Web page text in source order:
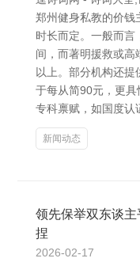
郑州健身私教的价钱
时长而定。一般而言
间，而著明援救或
以上。部分机构还
于每从简90元，更
专科禀赋，如国度认
新闻动态
领先保举双东谈
捏
2026-02-17